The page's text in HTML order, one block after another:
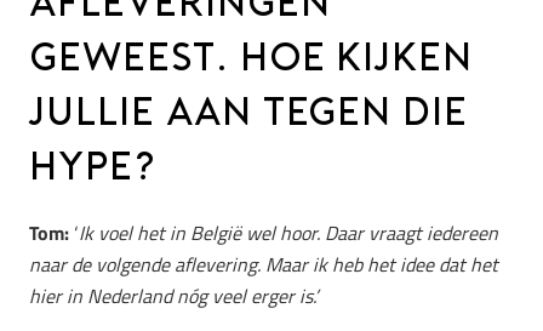
GEWEEST. HOE KIJKEN
JULLIE AAN TEGEN DIE
HYPE?
Tom: ‘Ik voel het in België wel hoor. Daar vraagt iedereen
naar de volgende aflevering. Maar ik heb het idee dat het
hier in Nederland nóg veel erger is.’